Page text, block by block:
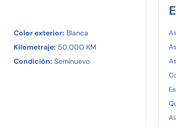
Color exterior: Blanca
Kilometraje: 50,000 KM
Condición: Seminuevo